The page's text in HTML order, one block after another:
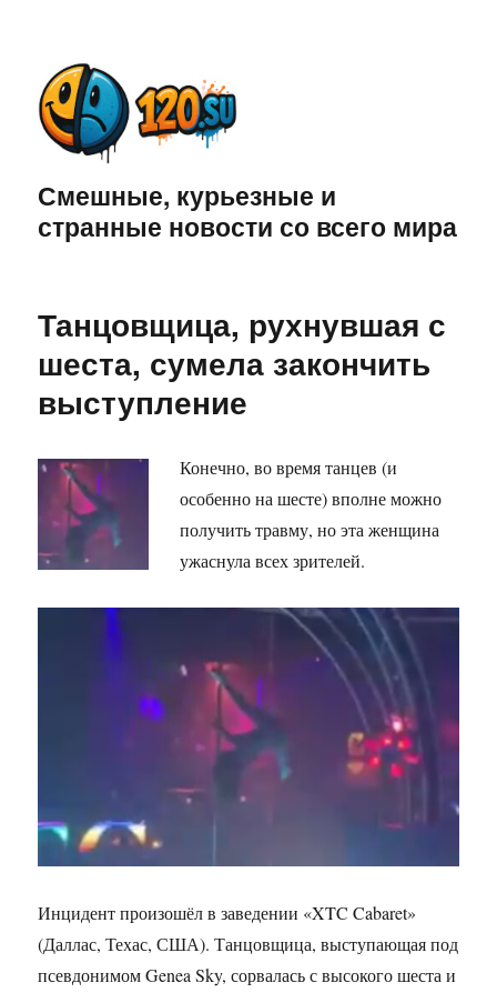
Смешные, курьезные и
странные новости со всего мира
Танцовщица, рухнувшая с
шеста, сумела закончить
выступление
Конечно, во время танцев (и
особенно на шесте) вполне можно
получить травму, но эта женщина
ужаснула всех зрителей.
Инцидент произошёл в заведении «XTC Cabaret»
(Даллас, Техас, США). Танцовщица, выступающая под
псевдонимом Genea Sky, сорвалась с высокого шеста и